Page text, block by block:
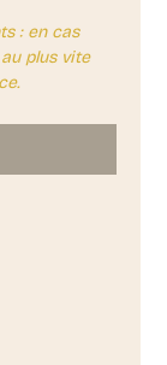
: en cas
plus vite